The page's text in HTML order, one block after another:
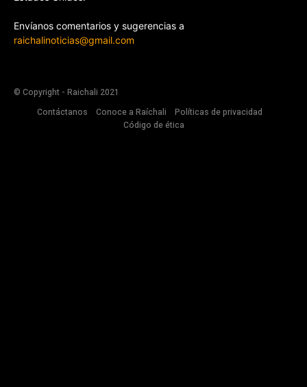
Envíanos comentarios y sugerencias a
raichalinoticias@gmail.com
© Copyright - Raichali 2021
Contáctanos
Conoce a Raíchali
Políticas de privacidad
Código de ética